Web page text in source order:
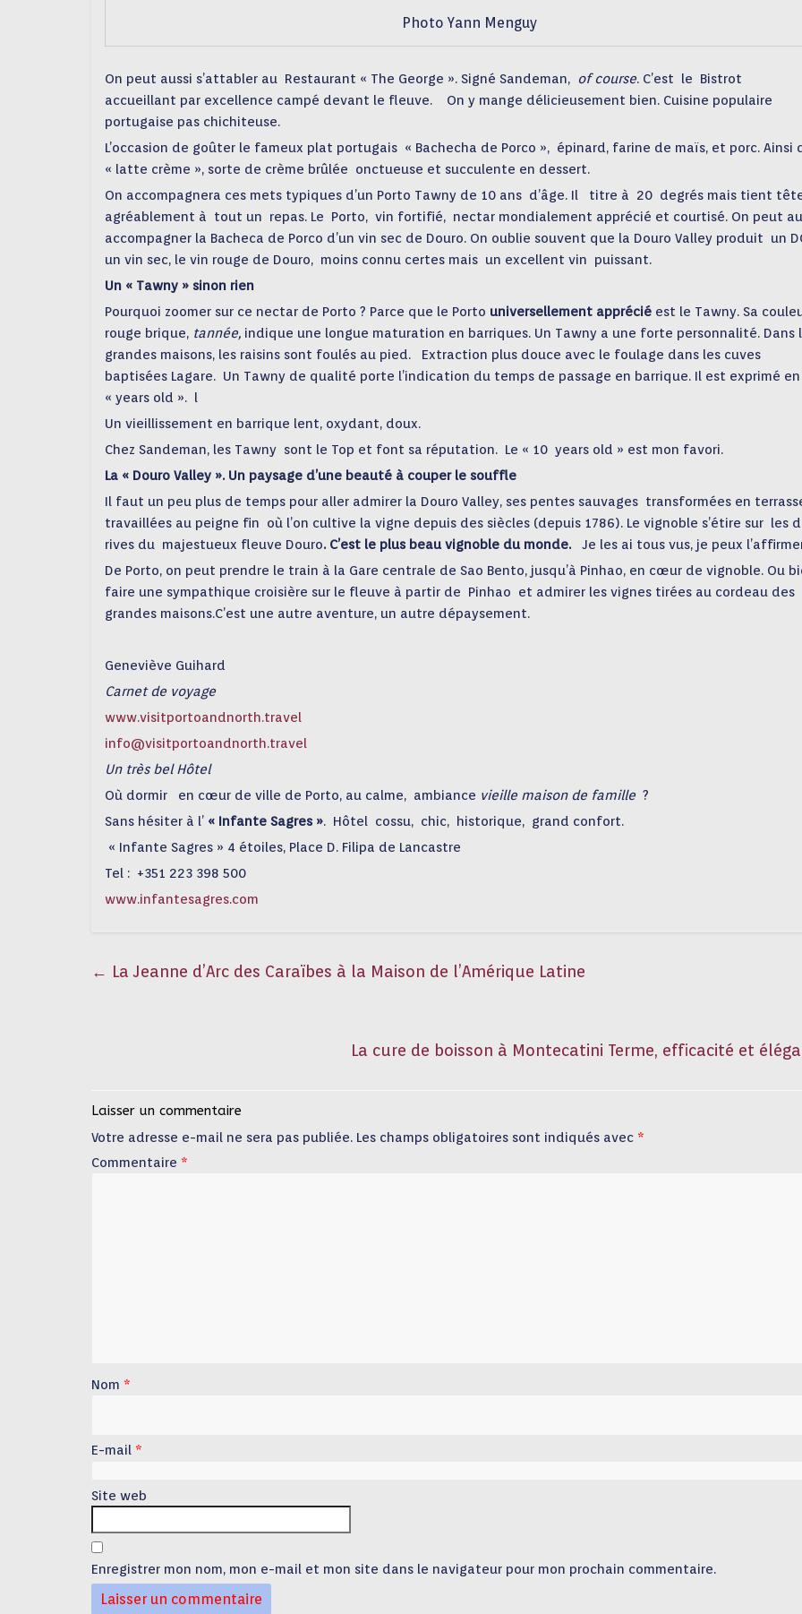
Photo Yann Menguy
On peut aussi s’attabler au Restaurant « The George ». Signé Sandeman, of course. C’est le Bistrot
accueillant par excellence campé devant le fleuve.
On y mange délicieusement bien. Cuisine populaire
portugaise pas chichiteuse.
L’occasion de goûter le fameux plat portugais « Bachecha de Porco », épinard, farine de maïs, et porc. Ainsi
« latte crème », sorte de crème brûlée onctueuse et succulente en dessert.
On accompagnera ces mets typiques d’un Porto Tawny de 10 ans d’âge. Il titre à 20 degrés mais tient
agréablement à tout un repas. Le Porto, vin fortifié, nectar mondialement apprécié et courtisé. On peut
accompagner la Bacheca de Porco d’un vin sec de Douro. On oublie souvent que la Douro Valley produit un
un vin sec, le vin rouge de Douro, moins connu certes mais un excellent vin puissant.
Un « Tawny » sinon rien
Pourquoi zoomer sur ce nectar de Porto ? Parce que le Porto universellement apprécié est le Tawny. Sa
rouge brique, tannée, indique une longue maturation en barriques. Un Tawny a une forte personnalité. Dans
grandes maisons, les raisins sont foulés au pied.
Extraction plus douce avec le foulage dans les cuves
baptisées Lagare. Un Tawny de qualité porte l’indication du temps de passage en barrique. Il est exprimé en
« years old ». l
Un vieillissement en barrique lent, oxydant, doux.
Chez Sandeman, les Tawny sont le Top et font sa réputation. Le « 10 years old » est mon favori.
La « Douro Valley ». Un paysage d’une beauté à couper le souffle
Il faut un peu plus de temps pour aller admirer la Douro Valley, ses pentes sauvages transformées en
travaillées au peigne fin où l’on cultive la vigne depuis des siècles (depuis 1786). Le vignoble s’étire sur les
rives du majestueux fleuve Douro. C’est le plus beau vignoble du monde. Je les ai tous vus, je peux
De Porto, on peut prendre le train à la Gare centrale de Sao Bento, jusqu’à Pinhao, en cœur de vignoble. Ou
faire une sympathique croisière sur le fleuve à partir de Pinhao et admirer les vignes tirées au cordeau des
grandes maisons.C’est une autre aventure, un autre dépaysement.
Geneviève Guihard
Carnet de voyage
www.visitportoandnorth.travel
info@visitportoandnorth.travel
Un très bel Hôtel
Où dormir
en cœur de ville de Porto, au calme, ambiance vieille maison de famille ?
Sans hésiter à l’ « Infante Sagres ». Hôtel cossu, chic, historique, grand confort.
« Infante Sagres » 4 étoiles, Place D. Filipa de Lancastre
Tel : +351 223 398 500
www.infantesagres.com
← La Jeanne d’Arc des Caraïbes à la Maison de l’Amérique Latine
La cure de boisson à Montecatini Terme, efficacité et
Laisser un commentaire
Votre adresse e-mail ne sera pas publiée. Les champs obligatoires sont indiqués avec *
Commentaire *
Nom *
E-mail *
Site web
Enregistrer mon nom, mon e-mail et mon site dans le navigateur pour mon prochain commentaire.